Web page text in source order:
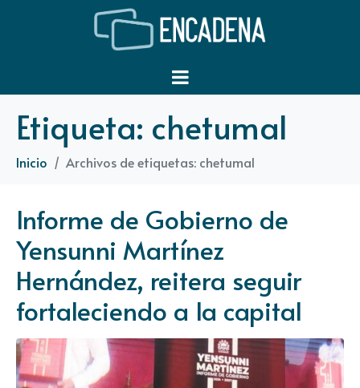
Etiqueta: chetumal
Inicio Archivos de etiquetas: chetumal
Informe de Gobierno de
Yensunni Martínez
Hernández, reitera seguir
fortaleciendo a la capital